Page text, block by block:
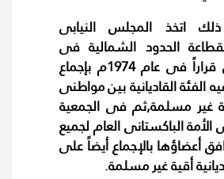
اتخذ المجلس النيابى
الحدود الشمالية فى
دولة باكستان قراراً فى عام 1974م بإجماع
الفئة القاديانية بين مواطنى
غير مسلمة,ثم فى الجمعية
الباكستانى العام لجميع
أعضاؤها بالإجماع أيضاً على
أقية غير مسلمة.